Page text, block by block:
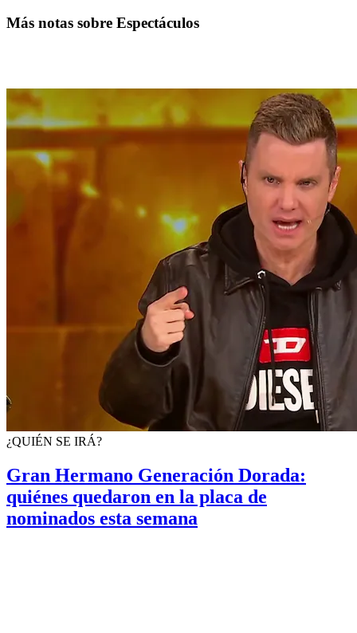
Más notas sobre Espectáculos
¿QUIÉN SE IRÁ?
Gran Hermano Generación Dorada:
quiénes quedaron en la placa de
nominados esta semana